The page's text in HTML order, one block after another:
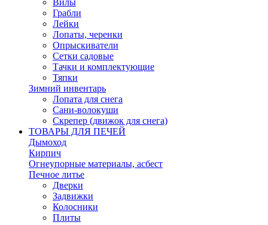
Вилы
Грабли
Лейки
Лопаты, черенки
Опрыскиватели
Сетки садовые
Тачки и комплектующие
Тяпки
Зимний инвентарь
Лопата для снега
Сани-волокуши
Скрепер (движок для снега)
ТОВАРЫ ДЛЯ ПЕЧЕЙ
Дымоход
Кирпич
Огнеупорные материалы, асбест
Печное литье
Дверки
Задвижки
Колосники
Плиты